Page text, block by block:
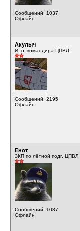
Сообщений: 1037
Офлайн
Акулыч
И. о. командира ЦПВЛ
Сообщений: 2195
Офлайн
Енот
ЗКП по лётной подг. ЦПВЛ
Сообщений: 1037
Офлайн